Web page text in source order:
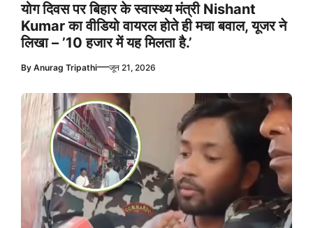
योग दिवस पर बिहार के स्वास्थ्य मंत्री Nishant
Kumar का वीडियो वायरल होते ही मचा बवाल, यूजर ने
लिखा – ’10 हजार में यह मिलता है.’
By Anurag Tripathi—जून 21, 2026